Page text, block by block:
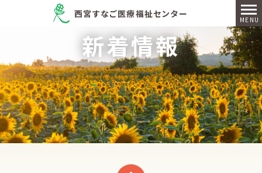
西宮すなご医療福祉センター
新着情報